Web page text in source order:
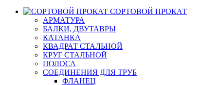
СОРТОВОЙ ПРОКАТ
АРМАТУРА
БАЛКИ, ДВУТАВРЫ
КАТАНКА
КВАДРАТ СТАЛЬНОЙ
КРУГ СТАЛЬНОЙ
ПОЛОСА
СОЕДИНЕНИЯ ДЛЯ ТРУБ
ФЛАНЕЦ